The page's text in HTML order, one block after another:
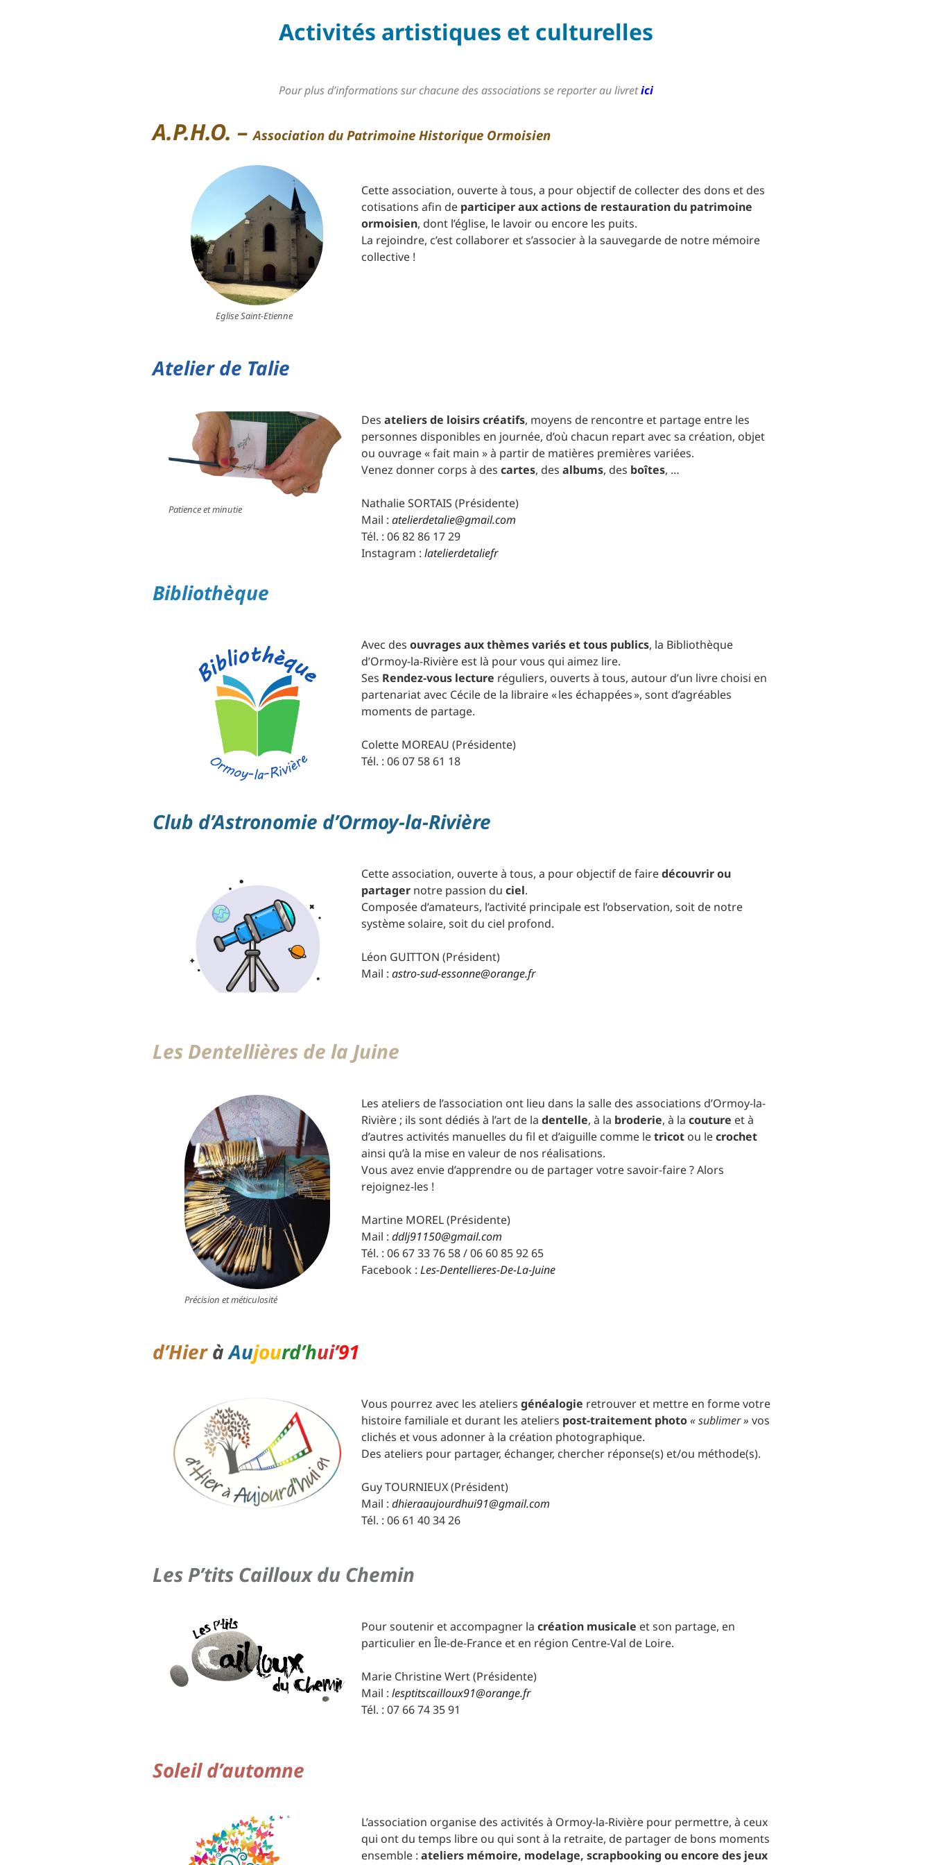
Activités artistiques et culturelles
Pour plus d’informations sur chacune des associations se reporter au livretici
A.P.H.O. – Association du Patrimoine Historique Ormoisien
………..Eglise Saint-Etienne
Cette association, ouverte à tous, a pour objectif de collecter des dons et des
cotisations afin de participer aux actions de restauration du patrimoine
ormoisien, dont l’église, le lavoir ou encore les puits.
La rejoindre, c’est collaborer et s’associer à la sauvegarde de notre mémoire
collective !
Atelier de Talie
Patience et minutie
Desateliers de loisirs créatifs, moyens de rencontre et partage entre les
personnes disponibles en journée, d’où chacun repart avec sa création, objet
ou ouvrage « fait main » à partir de matières premières variées.
Venez donner corps à descartes, desalbums, des boîtes, …
Nathalie SORTAIS (Présidente)
Mail :atelierdetalie@gmail.com
Tél. : 06 82 86 17 29
Instagram :latelierdetaliefr
Bibliothèque
Avec desouvrages aux thèmes variés et tous publics, la Bibliothèque
d’Ormoy-la-Rivière est là pour vous qui aimez lire.
Ses Rendez-vous lecture réguliers, ouverts à tous, autour d’un livre choisi en
partenariat avec Cécile de la libraire « les échappées », sont d’agréables
moments de partage.
Colette MOREAU (Présidente)
Tél. : 06 07 58 61 18
Club d’Astronomie d’Ormoy-la-Rivière
Cette association, ouverte à tous, a pour objectif de fairedécouvrir ou
partager notre passion duciel.
Composée d’amateurs, l’activité principale est l’observation, soit de notre
système solaire, soit du ciel profond.
Léon GUITTON (Président)
Mail :astro-sud-essonne@orange.fr
Les Dentellières de la Juine
Précision et méticulosité
Les ateliers de l’association ont lieu dans la salle des associations d’Ormoy-la-
Rivière ; ils sont dédiés à l’art de ladentelle, à la broderie, à lacouture et à
d’autres activités manuelles du fil et d’aiguille comme letricot ou lecrochet
ainsi qu’à la mise en valeur de nos réalisations.
Vous avez envie d’apprendre ou de partager votre savoir-faire ? Alors
rejoignez-les !
Martine MOREL (Présidente)
Mail :ddlj91150@gmail.com
Tél. : 06 67 33 76 58 / 06 60 85 92 65
Facebook :Les-Dentellieres-De-La-Juine
d’Hierà Aujourd’hui’91
Vous pourrez avec les ateliersgénéalogie retrouver et mettre en forme votre
histoire familiale et durant les ateliers post-traitement photo« sublimer » vos
clichés et vous adonner à la création photographique.
Des ateliers pour partager, échanger, chercher réponse(s) et/ou méthode(s).
Guy TOURNIEUX (Président)
Mail :dhieraaujourdhui91@gmail.com
Tél. : 06 61 40 34 26
Les P’tits Cailloux du Chemin
Pour soutenir et accompagner lacréation musicale et son partage, en
particulier en Île-de-France et en région Centre-Val de Loire.
Marie Christine Wert (Présidente)
Mail :lesptitscailloux91@orange.fr
Tél. : 07 66 74 35 91
Soleil d’automne
L’association organise des activités à Ormoy-la-Rivière pour permettre, à ceux
qui ont du temps libre ou qui sont à la retraite, de partager de bons moments
ensemble : ateliers mémoire, modelage, scrapbooking ou encore des jeux